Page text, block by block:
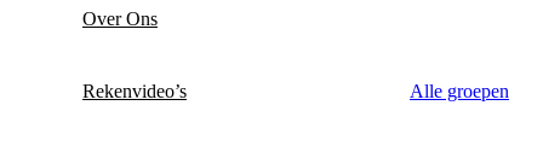
Over Ons
Rekenvideo’s Alle groepen